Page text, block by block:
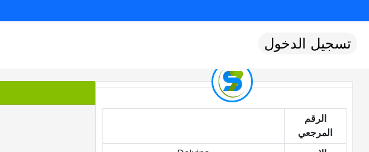
تسجيل الدخول
الرقم
المرجعي